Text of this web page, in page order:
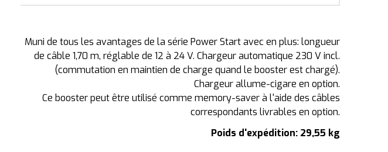
Muni de tous les avantages de la série Power Start avec en plus: longueur
de câble 1,70 m, réglable de 12 à 24 V. Chargeur automatique 230 V incl.
(commutation en maintien de charge quand le booster est chargé).
Chargeur allume-cigare en option.
Ce booster peut être utilisé comme memory-saver à l'aide des câbles
correspondants livrables en option.
Poids d'expédition: 29,55 kg